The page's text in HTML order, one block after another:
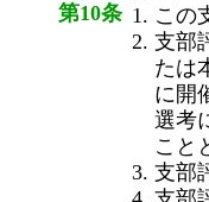
第10条
この
支部
たは
に開
選考
こと
支部